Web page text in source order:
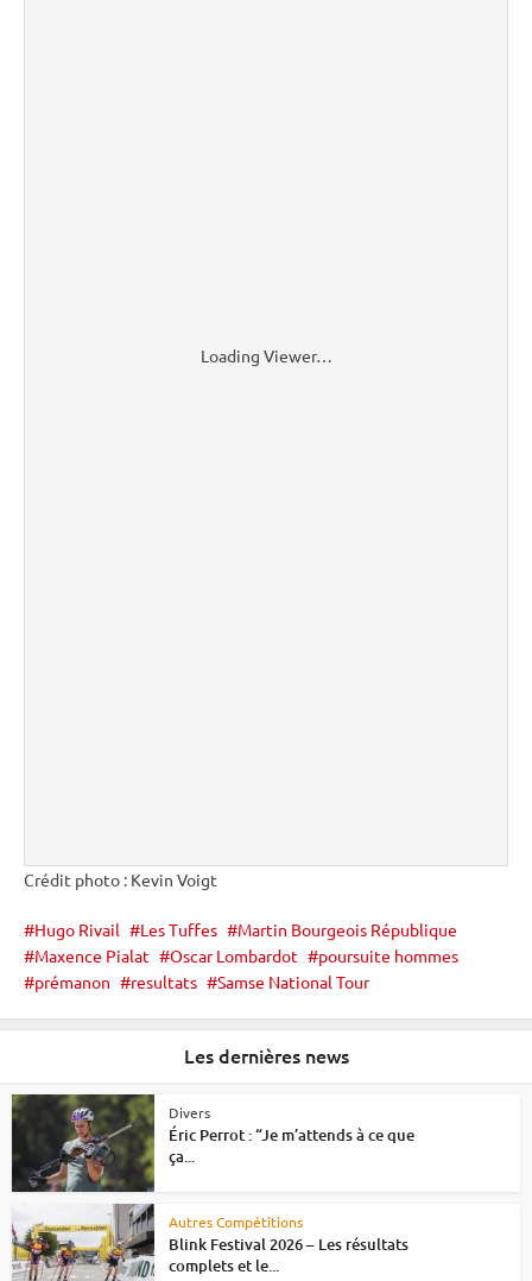
Loading Viewer…
Crédit photo : Kevin Voigt
Hugo Rivail Les Tuffes
Martin Bourgeois République
Maxence Pialat
Oscar Lombardot
poursuite hommes
prémanon
resultats Samse National Tour
Les dernières news
Divers
Éric Perrot : “Je m’attends à ce que
ça...
Autres Compétitions
Blink Festival 2026 – Les résultats
complets et le...